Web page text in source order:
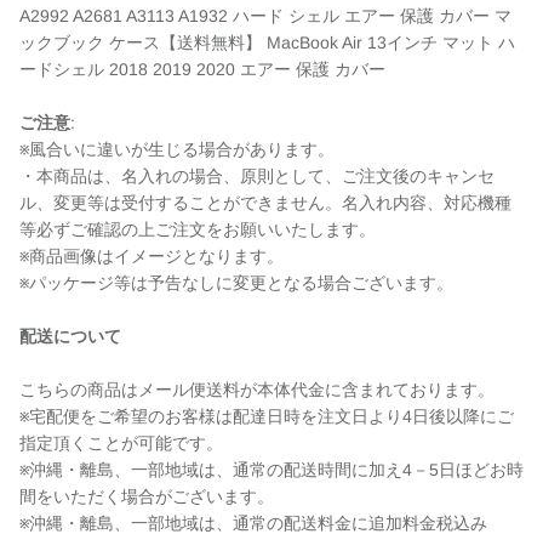
A2992 A2681 A3113 A1932 ハード シェル エアー 保護 カバー マ
ックブック ケース【送料無料】 MacBook Air 13インチ マット ハ
ードシェル 2018 2019 2020 エアー 保護 カバー
ご注意:
※風合いに違いが生じる場合があります。
・本商品は、名入れの場合、原則として、ご注文後のキャンセ
ル、変更等は受付することができません。名入れ内容、対応機種
等必ずご確認の上ご注文をお願いいたします。
※商品画像はイメージとなります。
※パッケージ等は予告なしに変更となる場合ございます。
配送について
こちらの商品はメール便送料が本体代金に含まれております。
※宅配便をご希望のお客様は配達日時を注文日より4日後以降にご
指定頂くことが可能です。
※沖縄・離島、一部地域は、通常の配送時間に加え4－5日ほどお時
間をいただく場合がございます。
※沖縄・離島、一部地域は、通常の配送料金に追加料金税込み